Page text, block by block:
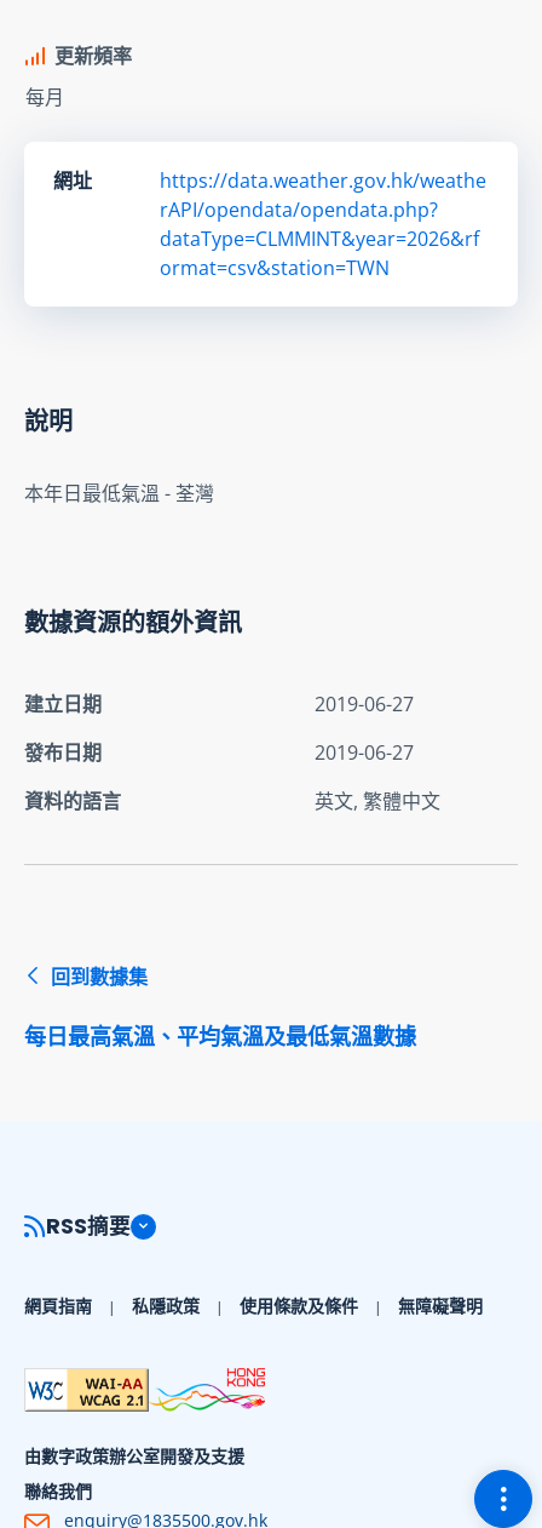
更新頻率
每月
網址
https://data.weather.gov.hk/weathe
rAPI/opendata/opendata.php?
dataType=CLMMINT&year=2026&rf
ormat=csv&station=TWN
說明
本年日最低氣溫 - 荃灣
數據資源的額外資訊
建立日期
2019-06-27
發布日期
2019-06-27
資料的語言
英文, 繁體中文
回到數據集
每日最高氣溫、平均氣溫及最低氣溫數據
切
RSS摘要
網頁指南 私隱政策 使用條款及條件 無障礙聲明
由數字政策辦公室開發及支援
聯絡我們
enquiry@1835500.gov.hk